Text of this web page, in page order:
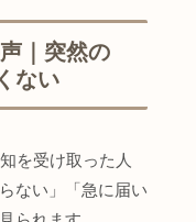
｜突然の
ない
を受け取った人
ない」「急に届い